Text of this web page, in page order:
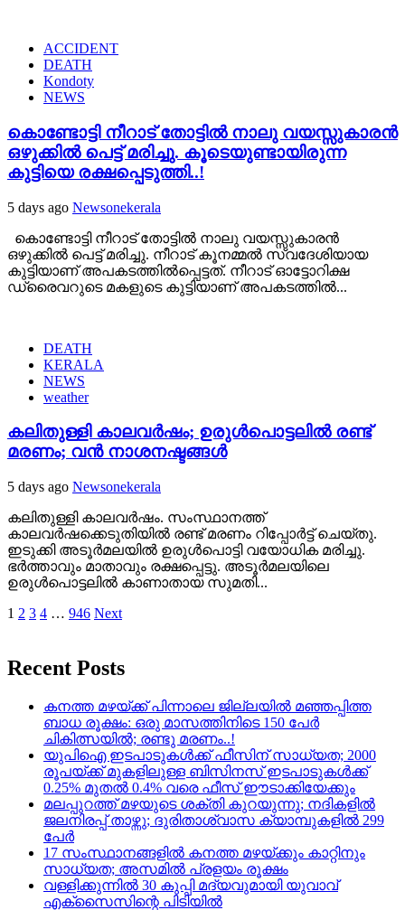
ACCIDENT
DEATH
Kondoty
NEWS
കൊണ്ടോട്ടി നീറാട് തോട്ടിൽ നാലു വയസ്സുകാരൻ
ഒഴുക്കിൽ പെട്ട് മരിച്ചു. കൂടെയുണ്ടായിരുന്ന
കുട്ടിയെ രക്ഷപ്പെടുത്തി..!
5 days ago Newsonekerala
കൊണ്ടോട്ടി നീറാട് തോട്ടിൽ നാലു വയസ്സുകാരൻ
ഒഴുക്കിൽ പെട്ട് മരിച്ചു. നീറാട് കൂനമ്മൽ സ്വദേശിയായ
കുട്ടിയാണ് അപകടത്തിൽപ്പെട്ടത്. നീറാട് ഓട്ടോറിക്ഷ
ഡ്രൈവറുടെ മകളുടെ കുട്ടിയാണ് അപകടത്തിൽ...
DEATH
KERALA
NEWS
weather
കലിതുള്ളി കാലവര്‍ഷം; ഉരുള്‍പൊട്ടലില്‍ രണ്ട്
മരണം; വൻ നാശനഷ്ടങ്ങള്‍
5 days ago Newsonekerala
കലിതുള്ളി കാലവര്‍ഷം. സംസ്ഥാനത്ത്
കാലവര്‍ഷക്കെടുതിയില്‍ രണ്ട് മരണം റിപ്പോര്‍ട്ട് ചെയ്തു.
ഇടുക്കി അടൂര്‍മലയില്‍ ഉരുള്‍പൊട്ടി വയോധിക മരിച്ചു.
ഭര്‍ത്താവും മാതാവും രക്ഷപ്പെട്ടു. അടൂര്‍മലയിലെ
ഉരുള്‍പൊട്ടലില്‍ കാണാതായ സുമതി...
Posts
1 2 3 4 … 946 Next
Recent Posts
കനത്ത മഴയ്‌ക്ക് പിന്നാലെ ജില്ലയിൽ മഞ്ഞപ്പിത്ത
ബാധ രൂക്ഷം: ഒരു മാസത്തിനിടെ 150 പേർ
ചികിത്സയിൽ; രണ്ടു മരണം..!
യുപിഐ ഇടപാടുകൾക്ക് ഫീസിന് സാധ്യത; 2000
രൂപയ്ക്ക് മുകളിലുള്ള ബിസിനസ് ഇടപാടുകൾക്ക്
0.25% മുതൽ 0.4% വരെ ഫീസ് ഈടാക്കിയേക്കും
മലപ്പുറത്ത് മഴയുടെ ശക്തി കുറയുന്നു; നദികളിൽ
ജലനിരപ്പ് താഴ്ന്നു; ദുരിതാശ്വാസ ക്യാമ്പുകളിൽ 299
പേർ
17 സംസ്ഥാനങ്ങളിൽ കനത്ത മഴയ്ക്കും കാറ്റിനും
സാധ്യത; അസമിൽ പ്രളയം രൂക്ഷം
വള്ളിക്കുന്നിൽ 30 കുപ്പി മദ്യവുമായി യുവാവ്
എക്സൈസിന്റെ പിടിയിൽ